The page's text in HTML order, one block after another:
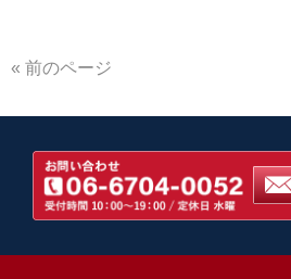
« 前のページ